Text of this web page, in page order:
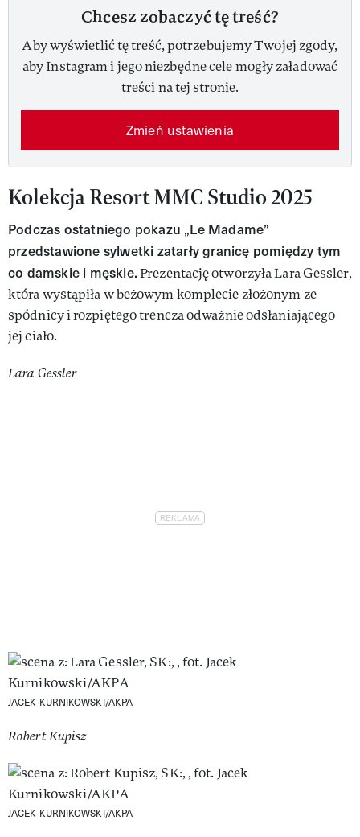
Chcesz zobaczyć tę treść?
Aby wyświetlić tę treść, potrzebujemy Twojej zgody,
aby Instagram i jego niezbędne cele mogły załadować
treści na tej stronie.
Zmień ustawienia
Kolekcja Resort MMC Studio 2025
Podczas ostatniego pokazu „Le Madame”
przedstawione sylwetki zatarły granicę pomiędzy tym
co damskie i męskie.Prezentację otworzyła Lara Gessler,
która wystąpiła w beżowym komplecie złożonym ze
spódnicy i rozpiętego trencza odważnie odsłaniającego
jej ciało.
Lara Gessler
JACEK KURNIKOWSKI/AKPA
Robert Kupisz
JACEK KURNIKOWSKI/AKPA